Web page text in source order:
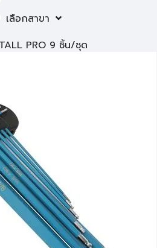
เลือกสาขา
PRO 9 ชิ้น/ชุด